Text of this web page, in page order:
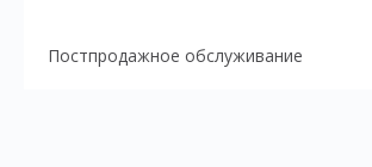
Постпродажное обслуживание